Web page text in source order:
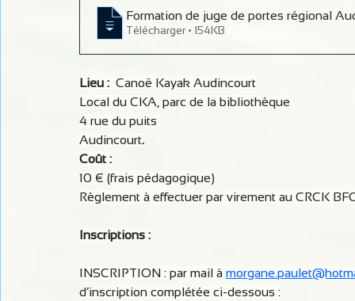
Formation de juge de portes régional
Télécharger • 154KB
Lieu : Canoë Kayak Audincourt
Local du CKA, parc de la bibliothèque
4 rue du puits
Audincourt.
Coût :
10 € (frais pédagogique)
Règlement à effectuer par virement au CRCK
Inscriptions :
INSCRIPTION : par mail à
d’inscription complétée ci-dessous :